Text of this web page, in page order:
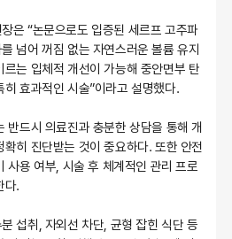
은 “논문으로도 입증된 세르프 고주파
넘어 꺼짐 없는 자연스러운 볼륨 유지
르는 입체적 개선이 가능해 중안면부 탄
효과적인 시술”이라고 설명했다.
반드시 의료진과 충분한 상담을 통해 개
히 진단받는 것이 중요하다. 또한 안전
사용 여부, 시술 후 체계적인 관리 프로
다.
섭취, 자외선 차단, 균형 잡힌 식단 등